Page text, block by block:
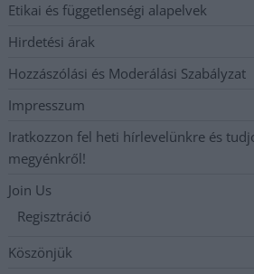
Etikai és függetlenségi alapelvek
Hirdetési árak
Hozzászólási és Moderálási Szabályzat
Impresszum
Iratkozzon fel heti hírlevelünkre és
megyénkről!
Join Us
Regisztráció
Köszönjük